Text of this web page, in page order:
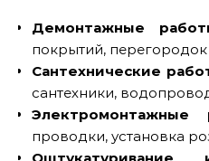
Демонтажные
покрытий,
Сантехнические
сантехники,
Электромонтажные
проводки, установка